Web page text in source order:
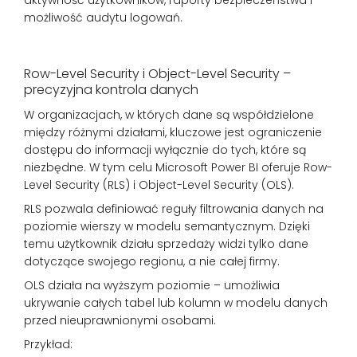
możliwość audytu logowań.
Row-Level Security i Object-Level Security –
precyzyjna kontrola danych
W organizacjach, w których dane są współdzielone
między różnymi działami, kluczowe jest ograniczenie
dostępu do informacji wyłącznie do tych, które są
niezbędne. W tym celu Microsoft Power BI oferuje Row-
Level Security (RLS) i Object-Level Security (OLS).
RLS pozwala definiować reguły filtrowania danych na
poziomie wierszy w modelu semantycznym. Dzięki
temu użytkownik działu sprzedaży widzi tylko dane
dotyczące swojego regionu, a nie całej firmy.
OLS działa na wyższym poziomie – umożliwia
ukrywanie całych tabel lub kolumn w modelu danych
przed nieuprawnionymi osobami.
Przykład: